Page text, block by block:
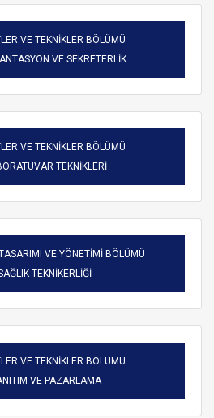
VE TEKNİKLER BÖLÜMÜ
VE SEKRETERLİK
VE TEKNİKLER BÖLÜMÜ
TEKNİKLERİ
VE YÖNETİMİ BÖLÜMÜ
TEKNİKERLİĞİ
VE TEKNİKLER BÖLÜMÜ
VE PAZARLAMA